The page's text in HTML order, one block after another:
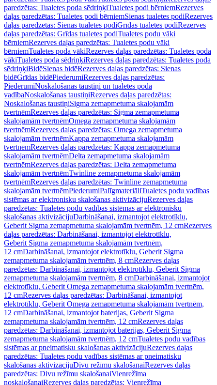
paredzētas: Tualetes poda sēdriņķiTualetes podi bērniemRezerves
daļas paredzētas: Tualetes podi bērniemSienas tualetes podiRezerves
daļas paredzētas: Sienas tualetes podiGrīdas tualetes podiRezerves
daļas paredzētas: Grīdas tualetes podiTualetes podu vāki
bērniemRezerves daļas paredzētas: Tualetes podu vāki
bērniemTualetes poda vākiRezerves daļas paredzētas: Tualetes poda
vākiTualetes poda sēdriņķiRezerves daļas paredzētas: Tualetes poda
sēdriņķiBidēSienas bidēRezerves daļas paredzētas: Sienas
bidēGrīdas bidēPiederumiRezerves daļas paredzētas:
PiederumiNoskalošanas taustiņi un tualetes poda
vadībaNoskalošanas taustiņiRezerves daļas paredzētas:
Noskalošanas taustiņiSigma zemapmetuma skalojamām
tvertnēmRezerves daļas paredzētas: Sigma zemapmetuma
skalojamām tvertnēmOmega zemapmetuma skalojamām
tvertnēmRezerves daļas paredzētas: Omega zemapmetuma
skalojamām tvertnēmKappa zemapmetuma skalojamām
tvertnēmRezerves daļas paredzētas: Kappa zemapmetuma
skalojamām tvertnēmDelta zemapmetuma skalojamām
tvertnēmRezerves daļas paredzētas: Delta zemapmetuma
skalojamām tvertnēmTwinline zemapmetuma skalojamām
tvertnēmRezerves daļas paredzētas: Twinline zemapmetuma
skalojamām tvertnēmPiederumiPalīgmateriāliTualetes podu vadības
sistēmas ar elektronisku skalošanas aktivizācijuRezerves daļas
paredzētas: Tualetes podu vadības sistēmas ar elektronisku
skalošanas aktivizācijuDarbināšanai, izmantojot elektrotīklu,
Geberit Sigma zemapmetuma skalojamām tvertnēm, 12 cmRezerves
daļas paredzētas: Darbināšanai, izmantojot elektrotīklu,
Geberit Sigma zemapmetuma skalojamām tvertnēm,
12 cmDarbināšanai, izmantojot elektrotīklu, Geberit Sigma
zemapmetuma skalojamām tvertnēm, 8 cmRezerves daļas
paredzētas: Darbināšanai, izmantojot elektrotīklu, Geberit Sigma
zemapmetuma skalojamām tvertnēm, 8 cmDarbināšanai, izmantojot
elektrotīklu, Geberit Omega zemapmetuma skalojamām tvertnēm,
12 cmRezerves daļas paredzētas: Darbināšanai, izmantojot
elektrotīklu, Geberit Omega zemapmetuma skalojamām tvertnēm,
12 cmDarbināšanai, izmantojot baterijas, Geberit Sigma
zemapmetuma skalojamām tvertnēm, 12 cmRezerves daļas
paredzētas: Darbināšanai, izmantojot baterijas, Geberit Sigma
zemapmetuma skalojamām tvertnēm, 12 cmTualetes podu vadības
sistēmas ar pneimatisku skalošanas aktivizācijuRezerves daļas
paredzētas: Tualetes podu vadības sistēmas ar pneimatisku
skalošanas aktivizācijuDivu režīmu skalošanaiRezerves daļas
paredzētas: Divu režīmu skalošanaiVienrežīma
noskalošanaiRezerves daļas paredzētas: Vienrežīma